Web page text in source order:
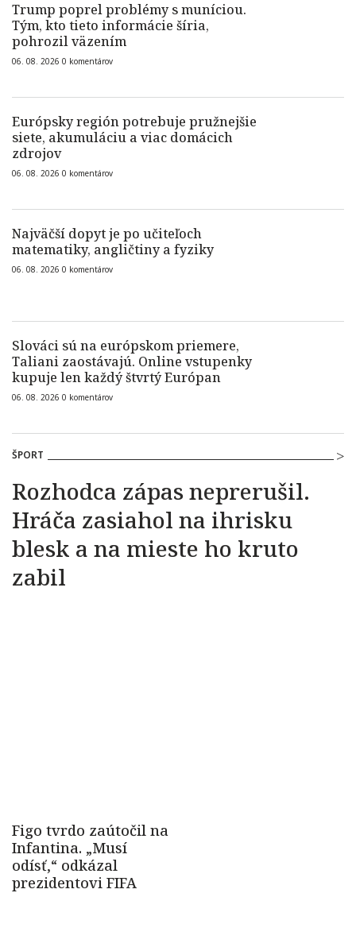
Trump poprel problémy s muníciou.
Tým, kto tieto informácie šíria,
pohrozil väzením
06. 08. 2026 0 komentárov
Európsky región potrebuje pružnejšie
siete, akumuláciu a viac domácich
zdrojov
06. 08. 2026 0 komentárov
Najväčší dopyt je po učiteľoch
matematiky, angličtiny a fyziky
06. 08. 2026 0 komentárov
Slováci sú na európskom priemere,
Taliani zaostávajú. Online vstupenky
kupuje len každý štvrtý Európan
06. 08. 2026 0 komentárov
ŠPORT